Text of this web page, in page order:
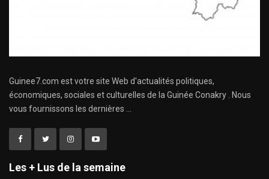
Guinee7.com est votre site Web d'actualités politiques,
économiques, sociales et culturelles de la Guinée Conakry . Nous
vous fournissons les dernières ...
Les + Lus de la semaine